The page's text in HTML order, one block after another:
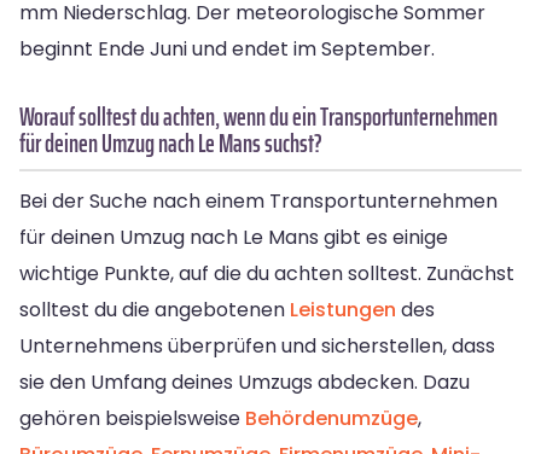
mm Niederschlag. Der meteorologische Sommer
beginnt Ende Juni und endet im September.
Worauf solltest du achten, wenn du ein Transportunternehmen
für deinen Umzug nach Le Mans suchst?
Bei der Suche nach einem Transportunternehmen
für deinen Umzug nach Le Mans gibt es einige
wichtige Punkte, auf die du achten solltest. Zunächst
solltest du die angebotenen Leistungen des
Unternehmens überprüfen und sicherstellen, dass
sie den Umfang deines Umzugs abdecken. Dazu
gehören beispielsweise Behördenumzüge,